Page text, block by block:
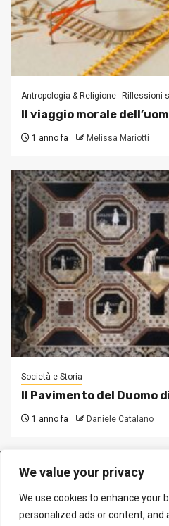
We value your privacy
We use cookies to enhance your
personalized ads or content, and
Antropologia & Religione Riflessioni
Il viaggio morale
1 anno fa Melissa Mariotti
Società e Storia
Il Pavimento del Duomo
1 anno fa Daniele Catalano
SEGUICI SUI
Facebook
Instagram